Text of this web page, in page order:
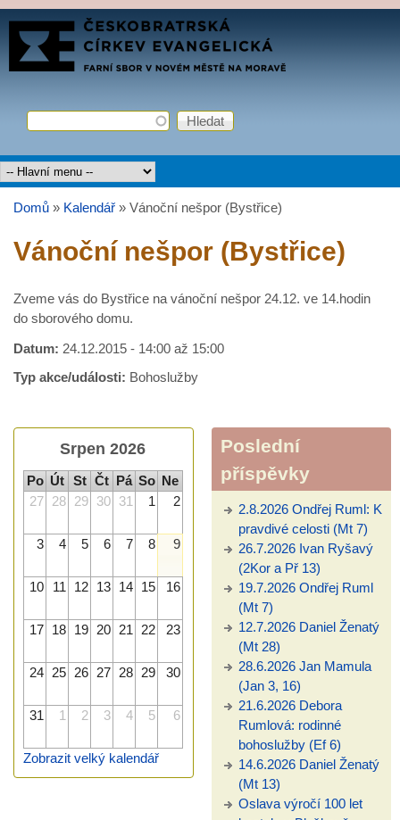
Přejít k hlavnímu obsahu
FARNÍ
SBOR
Vyhledávání
Hledat
Hlavní menu
Domů » Kalendář » Vánoční nešpor (Bystřice)
Vánoční nešpor (Bystřice)
Zveme vás do Bystřice na vánoční nešpor 24.12. ve 14.hodin
do sborového domu.
Datum: 24.12.2015 - 14:00 až 15:00
Typ akce/události: Bohoslužby
Srpen 2026
Po Út St Čt Pá So Ne
27 28 29 30 31 1 2
3 4 5 6 7 8 9
10 11 12 13 14 15 16
17 18 19 20 21 22 23
24 25 26 27 28 29 30
31 1 2 3 4 5 6
Zobrazit velký kalendář
Poslední
příspěvky
2.8.2026 Ondřej Ruml: K
pravdivé celosti (Mt 7)
26.7.2026 Ivan Ryšavý
(2Kor a Př 13)
19.7.2026 Ondřej Ruml
(Mt 7)
12.7.2026 Daniel Ženatý
(Mt 28)
28.6.2026 Jan Mamula
(Jan 3, 16)
21.6.2026 Debora
Rumlová: rodinné
bohoslužby (Ef 6)
14.6.2026 Daniel Ženatý
(Mt 13)
Oslava výročí 100 let